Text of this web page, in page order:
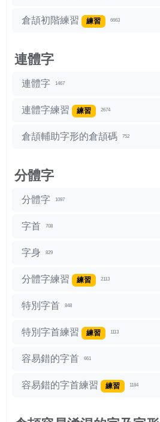
倉頡初階練習 練習 6663
連體字
連體字 1467
連體字練習 練習 2674
倉頡輔助字形的倉頡碼 752
分體字
分體字 1097
字首 708
字身 829
分體字練習 練習 2113
特別字首 848
特別字首練習 練習 1113
容易錯的字首 661
容易錯的字首練習 練習 1184